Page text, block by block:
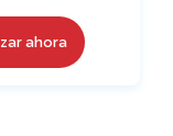
ahora